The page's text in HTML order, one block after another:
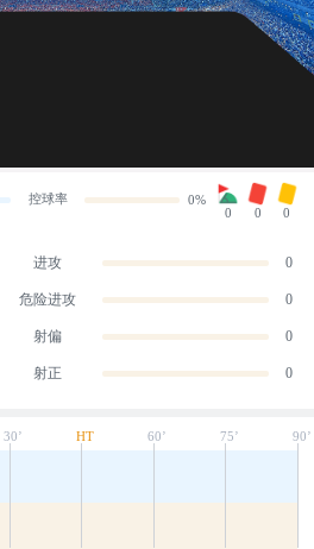
控球率
0%
0
0 0
进攻 0
危险进攻 0
射偏 0
射正 0
30’ HT 60’ 75’ 90’